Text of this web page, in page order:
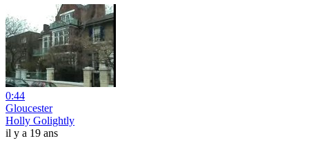
0:44
Gloucester
Holly Golightly
il y a 19 ans